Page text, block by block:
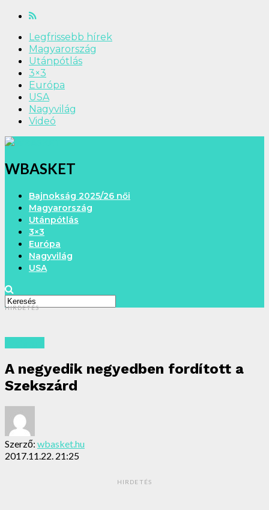
Legfrissebb hírek
Magyarország
Utánpótlás
3×3
Európa
USA
Nagyvilág
Videó
WBASKET
Bajnokság 2025/26 női
Magyarország
Utánpótlás
3×3
Európa
Nagyvilág
USA
HIRDETÉS
A negyedik negyedben fordított a
Szekszárd
Szerző: wbasket.hu
2017.11.22. 21:25
HIRDETÉS